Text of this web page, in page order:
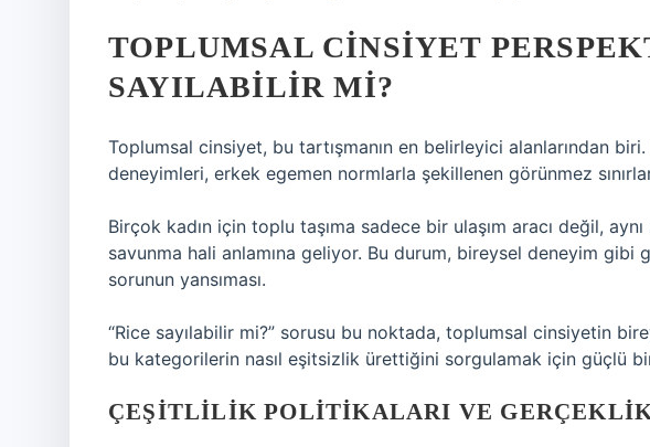
TOPLUMSAL CINSIYET
SAYILABILIR MI?
Toplumsal cinsiyet, bu tartışmanın en belirleyici alanlarından biri.
deneyimleri, erkek egemen normlarla şekillenen görünmez
Birçok kadın için toplu taşıma sadece bir ulaşım aracı değil,
savunma hali anlamına geliyor. Bu durum, bireysel deneyim gibi
sorunun yansıması.
“Rice sayılabilir mi?” sorusu bu noktada, toplumsal cinsiyetin
bu kategorilerin nasıl eşitsizlik ürettiğini sorgulamak için güçlü
ÇEŞITLILIK POLITIKALARI VE